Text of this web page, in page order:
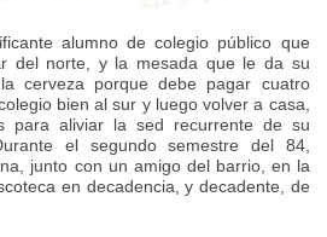
alumno de colegio público que
del norte, y la mesada que le da su
cerveza porque debe pagar cuatro
bien al sur y luego volver a casa,
para aliviar la sed recurrente de su
el segundo semestre del 84,
junto con un amigo del barrio, en la
en decadencia, y decadente, de